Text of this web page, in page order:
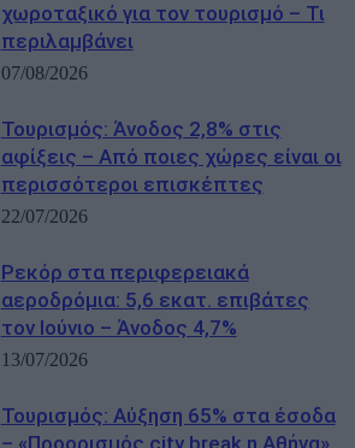
χωροταξικό για τον τουρισμό – Τι
περιλαμβάνει
07/08/2026
Τουρισμός: Άνοδος 2,8% στις
αφίξεις – Από ποιες χώρες είναι οι
περισσότεροι επισκέπτες
22/07/2026
Ρεκόρ στα περιφερειακά
αεροδρόμια: 5,6 εκατ. επιβάτες
τον Ιούνιο – Άνοδος 4,7%
13/07/2026
Τουρισμός: Αύξηση 65% στα έσοδα